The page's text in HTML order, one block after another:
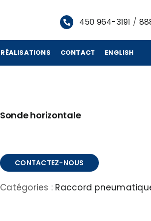
450 964-3191 /
RÉALISATIONS CONTACT ENGLISH
Sonde horizontale
CONTACTEZ-NOUS
Catégories : Raccord